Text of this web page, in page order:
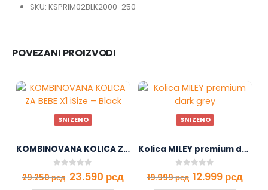
SKU: KSPRIM02BLK2000-250
POVEZANI PROIZVODI
SNIZENO
KOMBINOVANA KOLICA ZA BEBE X1 iSize – Black
out of 5
29.250рсд 23.590 рсд
SNIZENO
Kolica MILEY premium dark grey
out of 5
19.999рсд 12.999 рсд